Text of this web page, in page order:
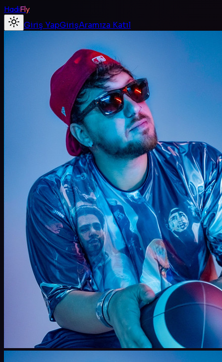
HadiFly
Giriş YapGirişAramıza Katıl